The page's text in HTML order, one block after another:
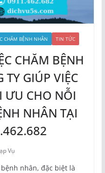
CHĂM BỆNH NHÂN TIN TỨC
CHĂM BỆNH
TY GIÚP VIỆC
ƯU CHO NỖI
NHÂN TẠI
Vụ
nhân, đặc biệt là